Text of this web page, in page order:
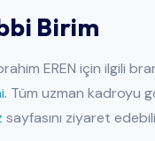
Birim
EREN için ilgili
. Tüm uzman kadroyu
sayfasını ziyaret